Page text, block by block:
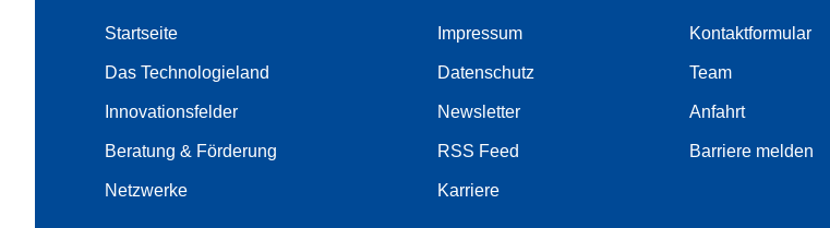
Startseite
Das Technologieland
Innovationsfelder
Beratung & Förderung
Netzwerke
Impressum
Datenschutz
Newsletter
RSS Feed
Karriere
Kontaktformular
Team
Anfahrt
Barriere melden